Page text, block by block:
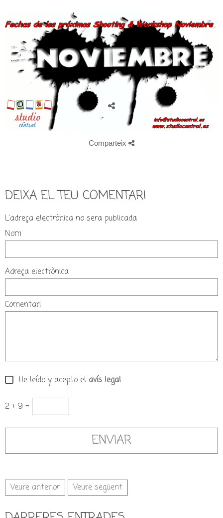
Comparteix
DEIXA EL TEU COMENTARI
L'adreça electrònica no sera publicada
Nom
Adreça electrònica
Comentari
He leído y acepto el avís legal.
2 + 9 =
Veure anterior Veure següent